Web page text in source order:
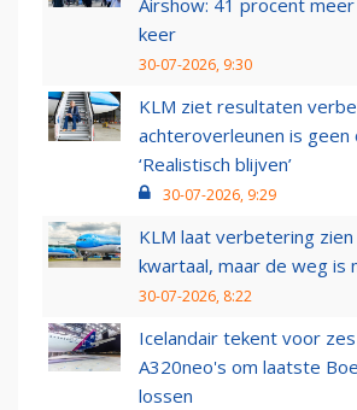
Airshow: 41 procent
keer
30-07-2026, 9:30
KLM ziet resultaten
achteroverleunen is geen
‘Realistisch blijven’
30-07-2026, 9:29
KLM laat verbetering
kwartaal, maar de weg is
30-07-2026, 8:22
Icelandair tekent voor
A320neo's om laatste
lossen